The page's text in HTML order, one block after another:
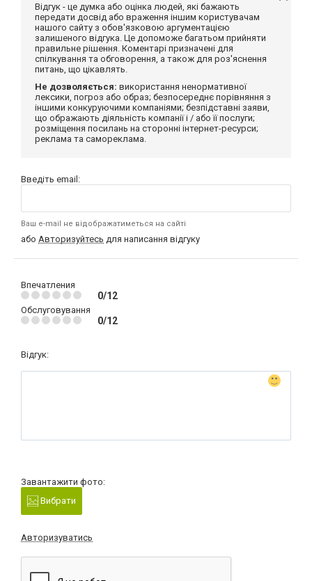
Відгук - це думка або оцінка людей, які бажають
передати досвід або враження іншим користувачам
нашого сайту з обов'язковою аргументацією
залишеного відгука. Це допоможе багатьом прийняти
правильне рішення. Коментарі призначені для
спілкування та обговорення, а також для роз'яснення
питань, що цікавлять.
Не дозволяється: використання ненормативної
лексики, погроз або образ; безпосереднє порівняння з
іншими конкуруючими компаніями; безпідставні заяви,
що ображають діяльність компанії і / або її послуги;
розміщення посилань на сторонні інтернет-ресурси;
реклама та самореклама.
Введіть email:
Ваш e-mail не відображатиметься на сайті
або Авторизуйтесь для написання відгуку
Впечатления
0/12
Обслуговування
0/12
Відгук:
Завантажити фото:
Вибрати
Авторизуватись